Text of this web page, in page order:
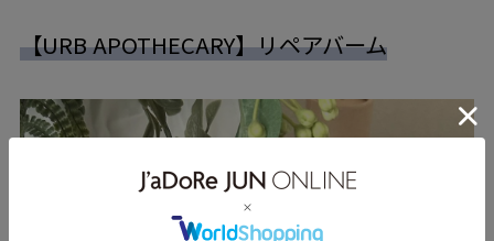
【URB APOTHECARY】リペアバーム